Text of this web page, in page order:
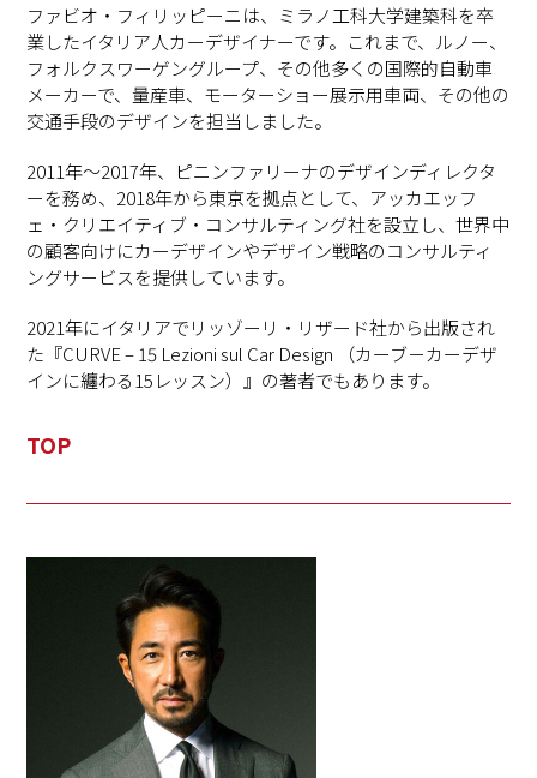
ファビオ・フィリッピーニは、ミラノ工科大学建築科を卒
業したイタリア人カーデザイナーです。これまで、ルノー、
フォルクスワーゲングループ、その他多くの国際的自動車
メーカーで、量産車、モーターショー展示用車両、その他の
交通手段のデザインを担当しました。
2011年～2017年、ピニンファリーナのデザインディレクタ
ーを務め、2018年から東京を拠点として、アッカエッフ
ェ・クリエイティブ・コンサルティング社を設立し、世界中
の顧客向けにカーデザインやデザイン戦略のコンサルティ
ングサービスを提供しています。
2021年にイタリアでリッゾーリ・リザード社から出版され
た『CURVE – 15 Lezioni sul Car Design （カーブ－カーデザ
インに纏わる15レッスン）』の著者でもあります。
TOP